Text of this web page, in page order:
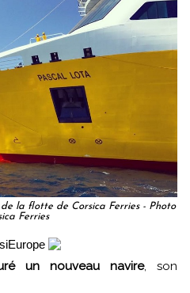
la flotte de Corsica Ferries - Photo
Ferries
un nouveau navire, son